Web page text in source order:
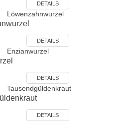
DETAILS
Löwenzahnwurzel
DETAILS
Enzianwurzel
DETAILS
Tausendgüldenkraut
DETAILS